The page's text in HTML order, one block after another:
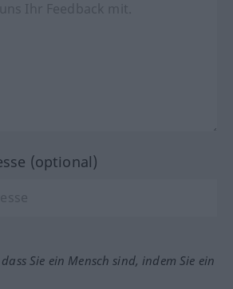
(optional)
Sie ein Mensch sind, indem Sie ein